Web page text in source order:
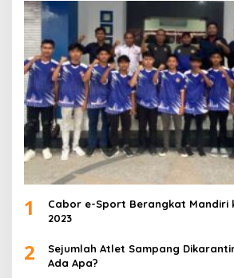
1
Cabor e-Sport Berangkat Mandiri
2023
2
Sejumlah Atlet Sampang
Ada Apa?